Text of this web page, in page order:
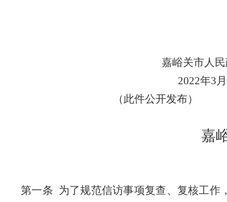
嘉峪关市人
2022年3月
（此件公开发布）
嘉
第一条 为了规范信访事项复查、复核工作